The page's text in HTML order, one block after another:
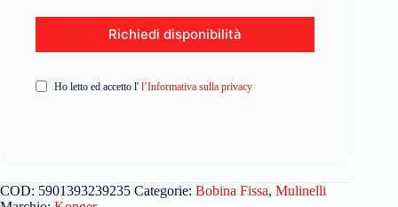
Ho letto ed accetto l' l’Informativa sulla privacy
COD: 5901393239235 Categorie: Bobina Fissa, Mulinelli